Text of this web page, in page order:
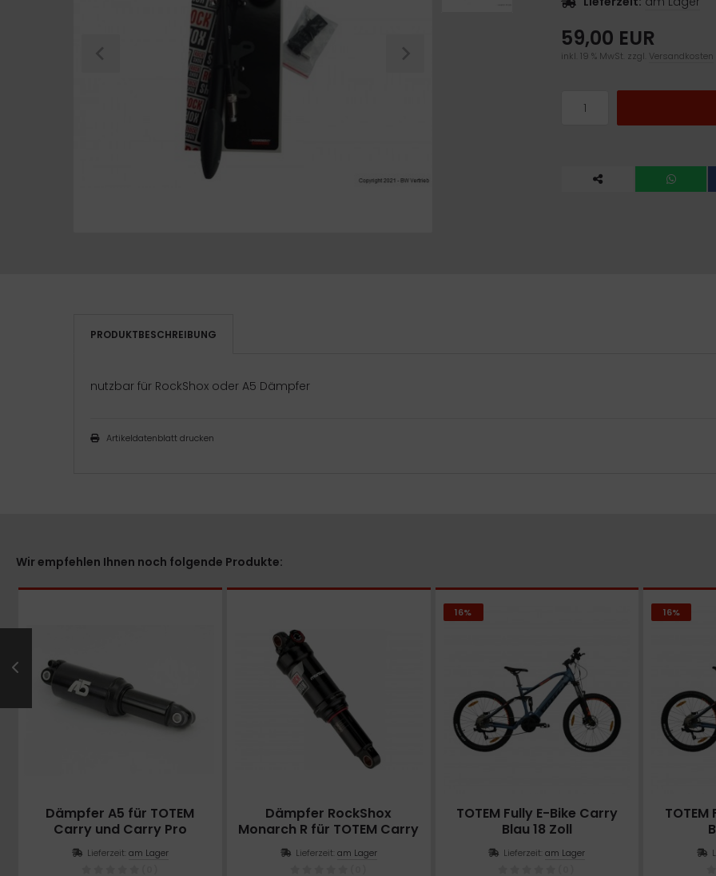
59,00 EUR
inkl. 19 % MwSt. zzgl. Versandkosten
PRODUKTBESCHREIBUNG
nutzbar für RockShox oder A5 Dämpfer
Artikeldatenblatt drucken
Wir empfehlen Ihnen noch folgende Produkte:
Dämpfer A5 für TOTEM
Carry und Carry Pro
Lieferzeit: am Lager
Dämpfer RockShox
Monarch R für TOTEM Carry
Lieferzeit: am Lager
TOTEM Fully E-Bike Carry
Blau 18 Zoll
Lieferzeit:am Lager
16% 16%